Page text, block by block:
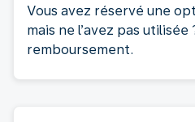
Vous avez réservé une
mais ne l’avez pas utilisée
remboursement.